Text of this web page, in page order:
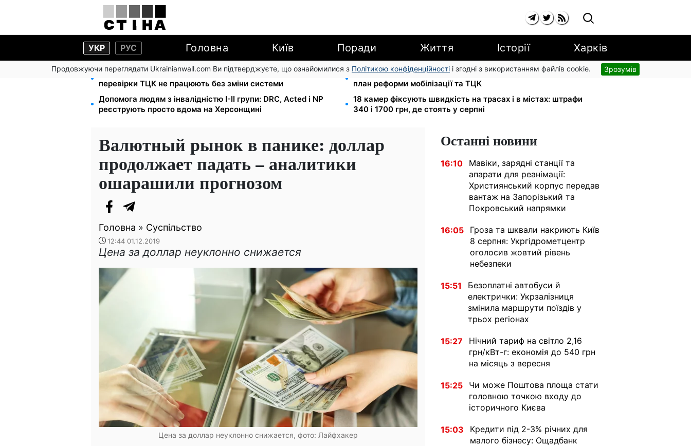
УКР РУС Головна Київ Поради Життя Історії Харків
Продовжуючи переглядати Ukrainianwall.com Ви підтверджуєте, що ознайомилися з Політикою конфіденційності і згодні з використанням файлів cookie. Зрозумів
Цифровізація справ і ВЛК: юрист Танасійчук — чому
перевірки ТЦК не працюють без зміни системи
200+ тисяч у СЗЧ, мільйони в розшуку: Федоров розкрив
план реформи мобілізації та ТЦК
Допомога людям з інвалідністю I-II групи: DRC, Acted і NP
реєструють просто вдома на Херсонщині
18 камер фіксують швидкість на трасах і в містах: штрафи
340 і 1700 грн, де стоять у серпні
Валютный рынок в панике: доллар
продолжает падать – аналитики
ошарашили прогнозом
Головна » Суспільство
12:44 01.12.2019
Цена за доллар неуклонно снижается
Цена за доллар неуклонно снижается, фото: Лайфхакер
Останні новини
16:10
Мавіки, зарядні станції та
апарати для реанімації:
Християнський корпус передав
вантаж на Запорізький та
Покровський напрямки
16:05
Гроза та шквали накриють Київ
8 серпня: Укргідрометцентр
оголосив жовтий рівень
небезпеки
15:51
Безоплатні автобуси й
електрички: Укрзалізниця
змінила маршрути поїздів у
трьох регіонах
15:27
Нічний тариф на світло 2,16
грн/кВт-г: економія до 540 грн
на місяць з вересня
15:25
Чи може Поштова площа стати
головною точкою входу до
історичного Києва
15:03
Кредити під 2-3% річних для
малого бізнесу: Ощадбанк